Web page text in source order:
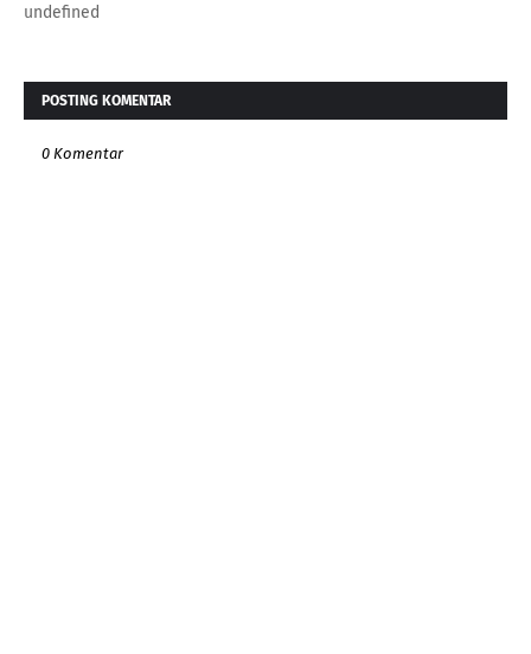
undefined
POSTING KOMENTAR
0 Komentar